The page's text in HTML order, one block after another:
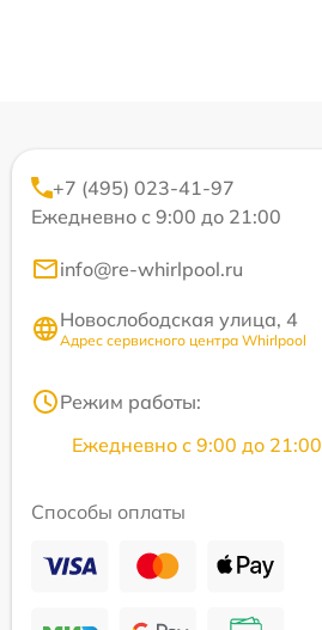
+7 (495) 023-41-97
Ежедневно с 9:00 до 21:00
info@re-whirlpool.ru
Новослободская улица, 4
Адрес сервисного центра Whirlpool
Режим работы:
Ежедневно с 9:00 до 21:00
Способы оплаты